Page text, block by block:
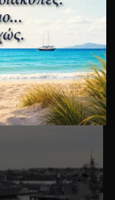
το 1974